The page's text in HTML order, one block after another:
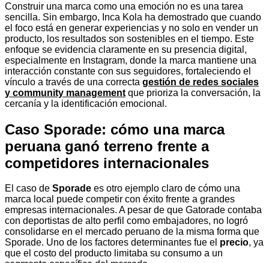
Construir una marca como una emoción no es una tarea
sencilla. Sin embargo, Inca Kola ha demostrado que cuando
el foco está en generar experiencias y no solo en vender un
producto, los resultados son sostenibles en el tiempo. Este
enfoque se evidencia claramente en su presencia digital,
especialmente en Instagram, donde la marca mantiene una
interacción constante con sus seguidores, fortaleciendo el
vínculo a través de una correcta gestión de redes sociales
y community management que prioriza la conversación, la
cercanía y la identificación emocional.
Caso Sporade: cómo una marca
peruana ganó terreno frente a
competidores internacionales
El caso de Sporade es otro ejemplo claro de cómo una
marca local puede competir con éxito frente a grandes
empresas internacionales. A pesar de que Gatorade contaba
con deportistas de alto perfil como embajadores, no logró
consolidarse en el mercado peruano de la misma forma que
Sporade. Uno de los factores determinantes fue el precio, ya
que el costo del producto limitaba su consumo a un